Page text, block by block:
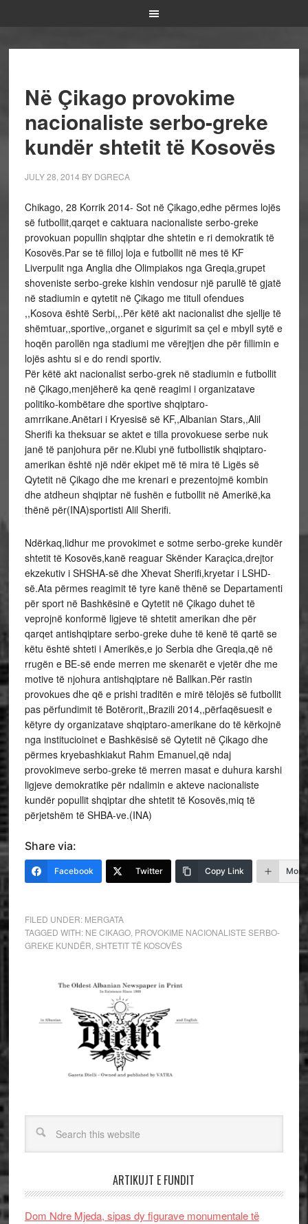
Në Çikago provokime
nacionaliste serbo-greke
kundër shtetit të Kosovës
JULY 28, 2014 BY DGRECA
Chikago, 28 Korrik 2014- Sot në Çikago,edhe përmes lojës
së futbollit,qarqet e caktuara nacionaliste serbo-greke
provokuan popullin shqiptar dhe shtetin e ri demokratik të
Kosovës.Par se të filloj loja e futbollit në mes të KF
Liverpulit nga Anglia dhe Olimpiakos nga Greqia,grupet
shoveniste serbo-greke kishin vendosur një parullë të gjatë
në stadiumin e qytetit në Çikago me titull ofendues
,,Kosova është Serbi,,.Për këtë akt nacionalist dhe sjellje të
shëmtuar,,sportive,,organet e sigurimit sa çel e mbyll sytë e
hoqën parollën nga stadiumi me vërejtjen dhe për fillimin e
lojës ashtu si e do rendi sportiv.
Për këtë akt nacionalist serbo-grek në stadiumin e futbollit
në Çikago,menjëherë ka qenë reagimi i organizatave
politiko-kombëtare dhe sportive shqiptaro-
amrrikane.Anëtari i Kryesisë së KF,,Albanian Stars,,Alil
Sherifi ka theksuar se aktet e tilla provokuese serbe nuk
janë të panjohura për ne.Klubi ynë futbollistik shqiptaro-
amerikan është një ndër ekipet më të mira të Ligës së
Qytetit në Çikago dhe me krenari e prezentojmë kombin
dhe atdheun shqiptar në fushën e futbollit në Amerikë,ka
thënë për(INA)sportisti Alil Sherifi.
Ndërkaq,lidhur me provokimet e sotme serbo-greke kundër
shtetit të Kosovës,kanë reaguar Skënder Karaçica,drejtor
ekzekutiv i SHSHA-së dhe Xhevat Sherifi,kryetar i LSHD-
së.Ata përmes reagimit të tyre kanë thënë se Departamenti
për sport në Bashkësinë e Qytetit në Çikago duhet të
veprojnë konformë ligjeve të shtetit amerikan dhe për
qarqet antishqiptare serbo-greke duhe të kenë të qartë se
këtu është shteti i Amerikës,e jo Serbia dhe Greqia,që në
rrugën e BE-së ende merren me skenarët e vjetër dhe me
motive të njohura antishqiptare në Ballkan.Për rastin
provokues dhe që e prishi traditën e mirë tëlojës së futbollit
pas përfundimit të Botërorit,,Brazili 2014,,përfaqësuesit e
këtyre dy organizatave shqiptaro-amerikane do të kërkojnë
nga institucioinet e Bashkësisë së Qytetit në Çikago dhe
përmes kryebashkiakut Rahm Emanuel,që ndaj
provokimeve serbo-greke të merren masat e duhura karshi
ligjeve demokratike për ndalimin e akteve nacionaliste
kundër popullit shqiptar dhe shtetit të Kosovës,miq të
përjetshëm të SHBA-ve.(INA)
Share via:
Facebook Twitter Copy Link More
FILED UNDER: MERGATA
TAGGED WITH: NE CIKAGO, PROVOKIME NACIONALISTE SERBO-
GREKE KUNDËR SHTETIT TË KOSOVËS
ARTIKUJT E FUNDIT
Dom Ndre Mjeda, sipas dy figurave monumentale të